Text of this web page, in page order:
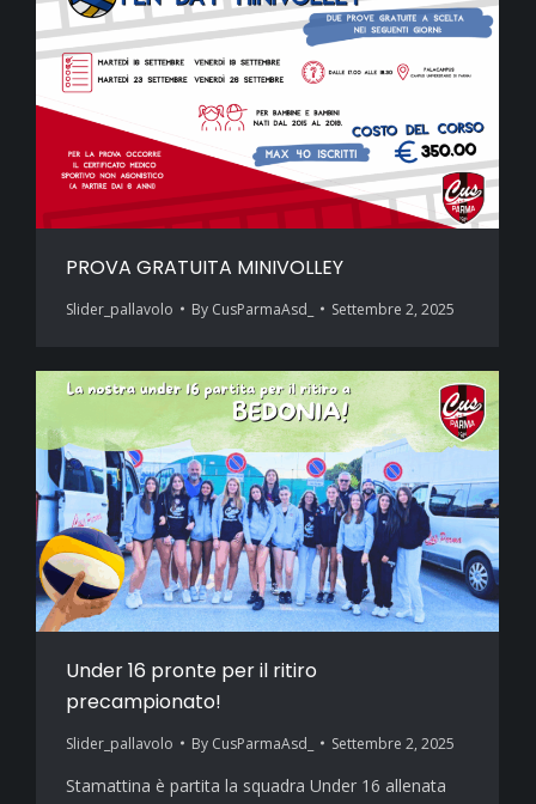
PROVA GRATUITA MINIVOLLEY
Slider_pallavolo By CusParmaAsd_ Settembre 2, 2025
Under 16 pronte per il ritiro
precampionato!
Slider_pallavolo By CusParmaAsd_ Settembre 2, 2025
Stamattina è partita la squadra Under 16 allenata